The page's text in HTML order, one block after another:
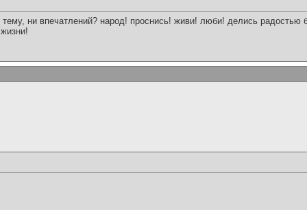
ни впечатлений? народ! проснись! живи! люби! делись радостью